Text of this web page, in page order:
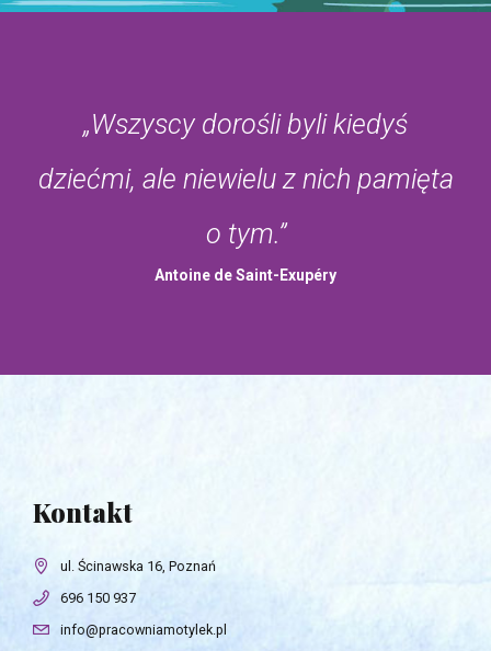
„Wszyscy dorośli byli kiedyś
dziećmi, ale niewielu z nich pamięta
o tym.”
Antoine de Saint-Exupéry
Kontakt
ul. Ścinawska 16, Poznań
696 150 937
info@pracowniamotylek.pl